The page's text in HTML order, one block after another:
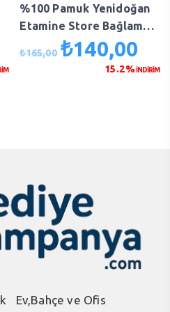
%100 Pamuk Yenidoğan
Etamine Store Bağlamalı
Bebek Tulumu – Hardal
Çiçekli
₺165,00 Orijinal
₺140,00
15.2%İNDİRİM
Ev,Bahçe ve Ofis